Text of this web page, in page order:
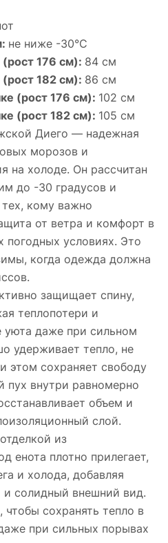
не ниже -30°С
176 см): 84 см
182 см): 86 см
(рост 176 см): 102 см
(рост 182 см): 105 см
Диего — надежная
морозов и
на холоде. Он рассчитан
до -30 градусов и
кому важно
от ветра и комфорт в
погодных условиях. Это
когда одежда должна
защищает спину,
теплопотери и
даже при сильном
удерживает тепло, не
этом сохраняет свободу
пух внутри равномерно
объем и
слой.
из
енота плотно прилегает,
и холода, добавляя
солидный внешний вид.
сохранять тепло в
при сильных порывах